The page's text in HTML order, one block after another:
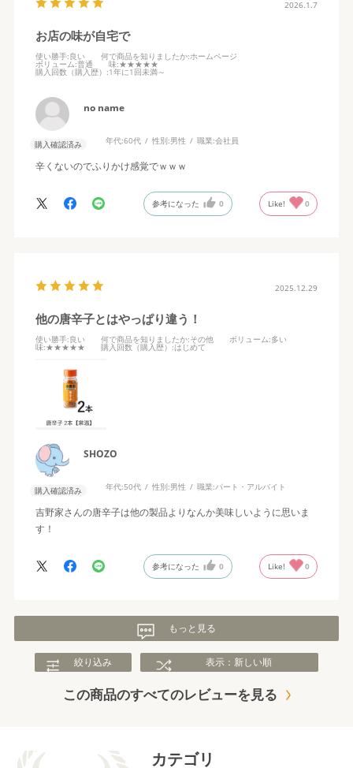
2026.1.7
お店の味が自宅で
使い勝手:良い 何で商品を知りましたか:ホームページ
ボリューム:普通 味:★★★★★
購入回数（購入歴） :1年に1回未満～
no name
購入確認済み 年代:60代 性別:男性 職業:会社員
辛くないのでふりかけ感覚でｗｗｗ
参考になった 0 Like! 0
2025.12.29
他の唐辛子とはやっぱり違う！
使い勝手:良い 何で商品を知りましたか:その他 ボリューム:多い
味:★★★★★ 購入回数（購入歴） :はじめて
SHOZO
購入確認済み 年代:50代 性別:男性 職業:パート・アルバイト
吉野家さんの唐辛子は他の製品よりなんか美味しいように思いま
す！
参考になった 0 Like! 0
もっと見る
絞り込み 表示：新しい順
この商品のすべてのレビューを見る
カテゴリ